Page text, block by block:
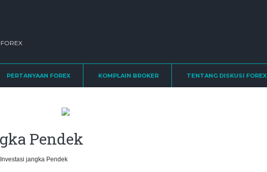
PERTANYAAN FOREX KOMPLAIN BROKER TENTANG DISKUSI FOREX
Pendek
jangka Pendek